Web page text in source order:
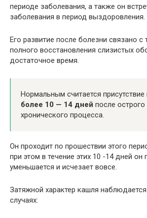
периоде заболевания, а также он
заболевания в период выздоровления.
Его развитие после болезни связано с
полного восстановления слизистых
достаточное время.
Нормальным считается присутствие
более 10 — 14 дней после
хронического процесса.
Он проходит по прошествии этого
при этом в течение этих 10 -14 дней он
уменьшается и исчезает вовсе.
Затяжной характер кашля
случаях: